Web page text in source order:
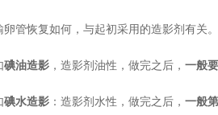
恢复如何，与起初采用的造影剂有关。
碘油造影 ，造影剂油性，做完之后， 一般
碘水造影 ：造影剂水性，做完之后， 一般